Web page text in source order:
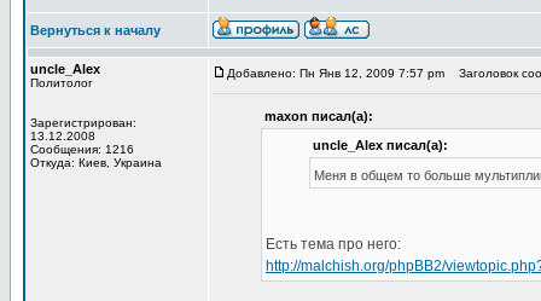
Вернуться к началу
uncle_Alex
Политолог
Зарегистрирован:
13.12.2008
Сообщения: 1216
Откуда: Киев, Украина
Добавлено: Пн Янв 12, 2009 7:57 pm Заголовок
maxon писал(а):
uncle_Alex писал(а):
Меня в общем то больше
Есть тема про него:
http://malchish.org/phpBB2/